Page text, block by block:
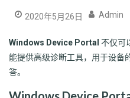
2020年5月26日 Admin
Windows Device Portal 不仅可
能提供高级诊断工具，用于设备
答。